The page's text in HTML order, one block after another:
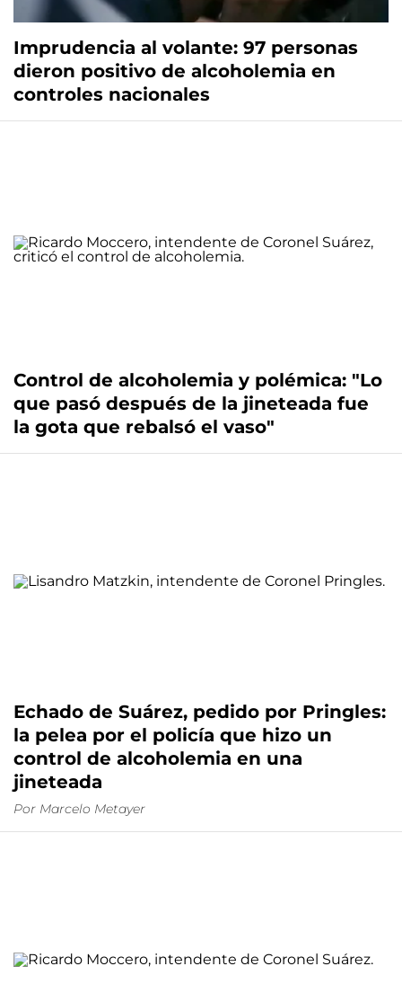
Imprudencia al volante: 97 personas
dieron positivo de alcoholemia en
controles nacionales
Control de alcoholemia y polémica: "Lo
que pasó después de la jineteada fue
la gota que rebalsó el vaso"
Echado de Suárez, pedido por Pringles:
la pelea por el policía que hizo un
control de alcoholemia en una
jineteada
Por Marcelo Metayer